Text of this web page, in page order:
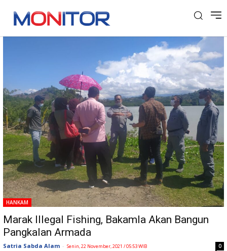
Tag: Illegal Fishing
HANKAM
Marak Illegal Fishing, Bakamla Akan Bangun
Pangkalan Armada
Satria Sabda Alam - Senin, 22 November, 2021 / 05:53 WIB 0